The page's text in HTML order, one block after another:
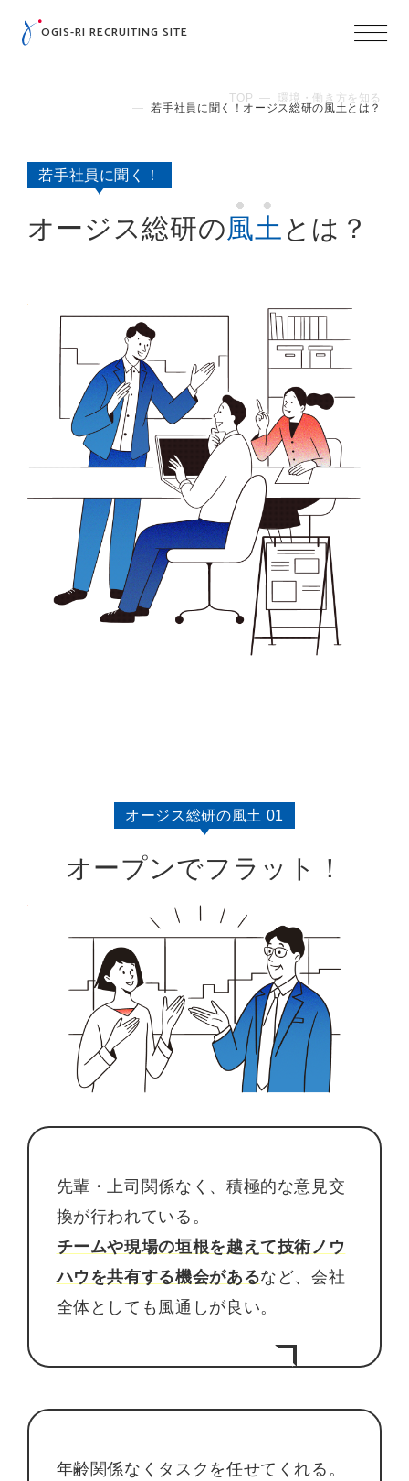
OGIS-RI RECRUITING SITE
TOP 環境・働き方を知る
若手社員に聞く！オージス総研の風土とは？
若手社員に聞く！
オージス総研の風土 とは？
オージス総研の風土 01
オープンでフラット！
先輩・上司関係なく、積極的な意見交
換が行われている。
チームや現場の垣根を越えて技術ノウ
ハウを共有する機会があるなど、会社
全体としても風通しが良い。
年齢関係なくタスクを任せてくれる。